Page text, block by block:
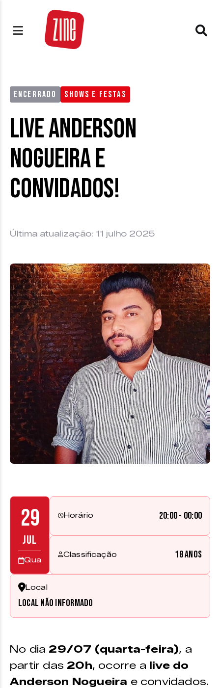
ENCERRADO SHOWS E FESTAS
Live Anderson
Nogueira e
Convidados!
Última atualização: 11 julho 2025
29
JUL
Qua
Horário 20:00 - 00:00
Classificação 18 anos
Local
Local não informado
No dia 29/07 (quarta-feira), a
partir das 20h, ocorre a live do
Anderson Nogueira e convidados.